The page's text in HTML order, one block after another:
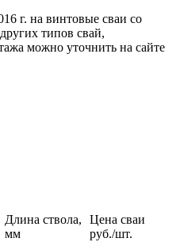
г. на винтовые сваи со
типов свай,
можно уточнить на сайте
Длина ствола,
мм
Цена сваи
руб./шт.